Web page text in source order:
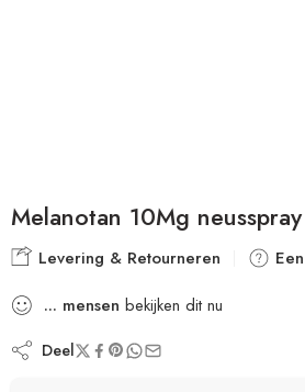
Melanotan 10Mg neusspray
Levering & Retourneren
... mensen bekijken dit nu
Deel